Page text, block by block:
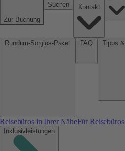
Zur Buchung
Suchen
Reisebüros in Ihrer NäheFür Reisebüros
Inklusivleistungen